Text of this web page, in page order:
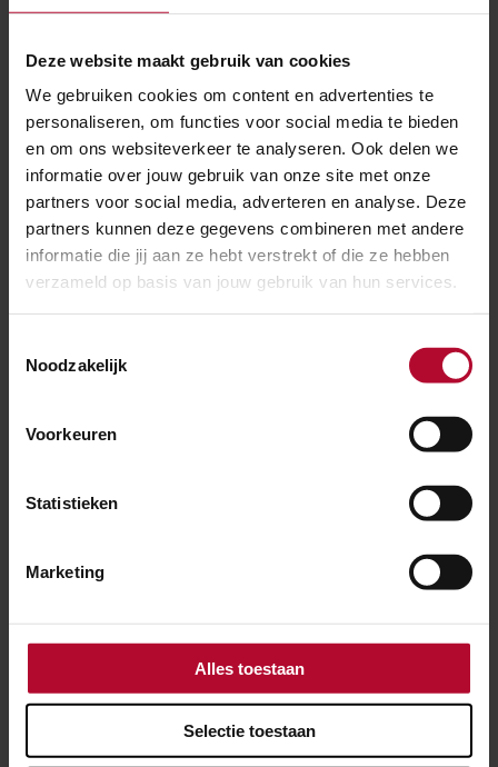
Deze website maakt gebruik van cookies
We gebruiken cookies om content en advertenties te
personaliseren, om functies voor social media te bieden
en om ons websiteverkeer te analyseren. Ook delen we
informatie over jouw gebruik van onze site met onze
partners voor social media, adverteren en analyse. Deze
partners kunnen deze gegevens combineren met andere
informatie die jij aan ze hebt verstrekt of die ze hebben
verzameld op basis van jouw gebruik van hun services.
Noodzakelijk
Voorkeuren
Statistieken
Marketing
Alles toestaan
Selectie toestaan
Recruitment of a new CEO
The supervisory board has started the recruitment
process for a new CEO through an external search
firm.
Planning
Together with the board of directors and the
shareholder, the supervisory board is making every